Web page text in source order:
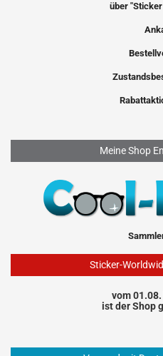
über
Meine Shop
Sticker-
vom
ist der Shop